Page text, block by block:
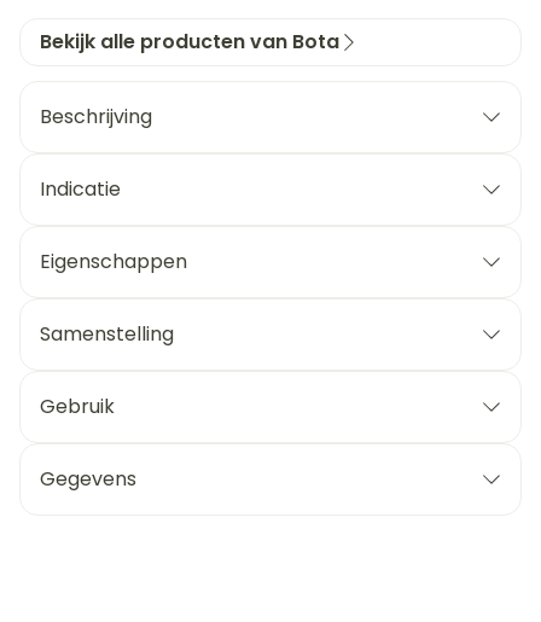
Bekijk alle producten van Bota
Beschrijving
Indicatie
Eigenschappen
Samenstelling
Gebruik
Gegevens